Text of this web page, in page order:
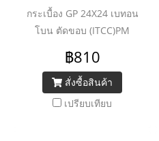
กระเบื้อง GP 24X24 เบทอน
โบน ตัดขอบ (ITCC)PM
฿810
สั่งซื้อสินค้า
เปรียบเทียบ